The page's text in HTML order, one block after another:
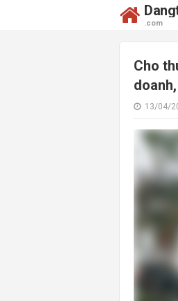
.com
Cho
13/04/